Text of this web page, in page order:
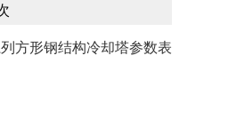
方形钢结构冷却塔参数表